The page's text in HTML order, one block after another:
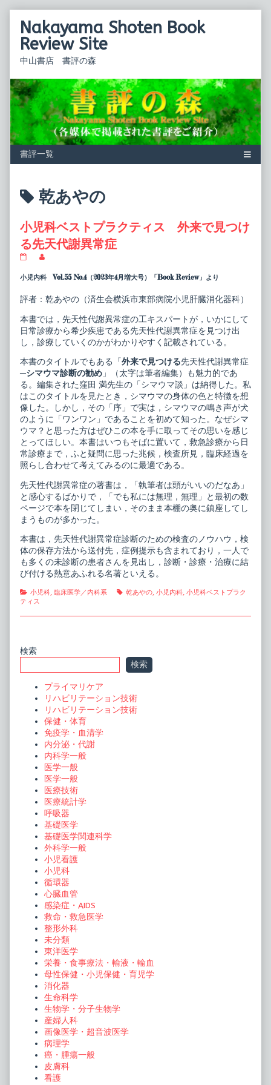
contentNakayama Shoten Book
Review Site
中山書店 書評の森
Posts
tagged
乾あやの
小児科ベストプラクティス 外来で見つけ
る先天代謝異常症
科
ト
ラ
ク
ィ
ス
外
来
見
つ
け
る
先
代
謝
異
症
published
on
posts
author
小
児
科
ベ
ス
ト
プ
ラ
ク
テ
ィ
ス
外
来
で
見
つ
る
先
天
代
謝
症,
小児内科 Vol.55 No.4（2023年4月増大号）「Book Review」より
評者：乾あやの（済生会横浜市東部病院小児肝臓消化器科）
本書では，先天性代謝異常症の工キスパートが，いかにして
日常診療から希少疾患である先天性代謝異常症を見つけ出
し，診療していくのかがわかりやすく記載されている。
本書のタイトルでもある「外来で見つける先天性代謝異常症
─シマウマ診断の勧め 」（太字は筆者編集）も魅力的であ
る。編集された窪田 満先生の「シマウマ談」は納得した。私
はこのタイトルを見たとき，シマウマの身体の色と特徴を想
像した。しかし，その「序」で実は，シマウマの鳴き声が犬
のように「ワンワン」であることを初めて知った。なぜシマ
ウマ？と思った方はぜひこの本を手に取ってその思いを感じ
とってほしい。本書はいつもそばに置いて，救急診療から日
常診療まで，ふと疑問に思った兆候，検査所見，臨床経過を
照らし合わせて考えてみるのに最適である。
先天性代謝異常症の著書は，「執筆者は頭がいいのだなあ」
と感心するばかりで，「でも私には無理，無理」と最初の数
ページで本を閉じてしまい，そのまま本棚の奥に鎮座してし
まうものが多かった。
本書は，先天性代謝異常症診断のための検査のノウハウ，検
体の保存方法から送付先，症例提示も含まれており，一人で
も多くの未診断の患者さんを見出し，診断・診療・治療に結
び付ける熱意あふれる名著といえる。
Categories
小児科, 臨床医学／内科系 Tags
乾あやの, 小児内科, 小児科ベストプラク
ティス
Primary
Sidebar
検索
検索
プライマリケア
リハビリテーション技術
リハビリテーション技術
保健・体育
免疫学・血清学
内分泌・代謝
内科学一般
医学一般
医学一般
医療技術
医療統計学
呼吸器
基礎医学
基礎医学関連科学
外科学一般
小児看護
小児科
循環器
心臓血管
感染症・AIDS
救命・救急医学
整形外科
未分類
東洋医学
栄養・食事療法・輸液・輸血
母性保健・小児保健・育児学
消化器
生命科学
生物学・分子生物学
産婦人科
画像医学・超音波医学
病理学
癌・腫瘍一般
皮膚科
看護